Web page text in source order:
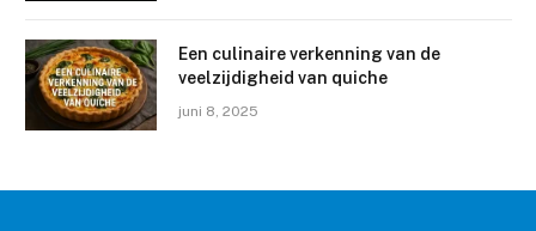
Een culinaire verkenning van de
veelzijdigheid van quiche
juni 8, 2025